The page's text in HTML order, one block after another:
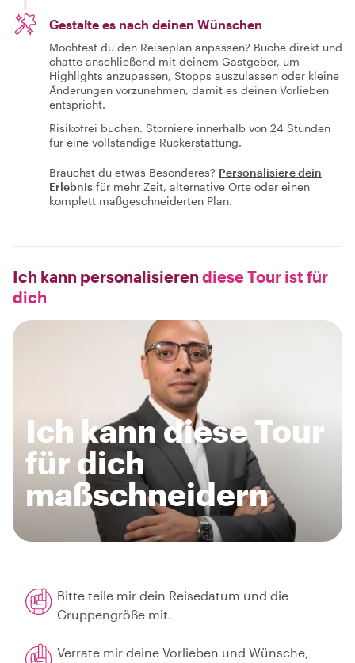
Gestalte es nach deinen Wünschen
Möchtest du den Reiseplan anpassen? Buche direkt und
chatte anschließend mit deinem Gastgeber, um
Highlights anzupassen, Stopps auszulassen oder kleine
Änderungen vorzunehmen, damit es deinen Vorlieben
entspricht.
Risikofrei buchen. Storniere innerhalb von 24 Stunden
für eine vollständige Rückerstattung.
Brauchst du etwas Besonderes? Personalisiere dein
Erlebnis für mehr Zeit, alternative Orte oder einen
komplett maßgeschneiderten Plan.
Ich kann personalisieren diese Tour ist für
dich
Ich kann diese Tour
für dich
maßschneidern
Bitte teile mir dein Reisedatum und die
Gruppengröße mit.
Verrate mir deine Vorlieben und Wünsche,